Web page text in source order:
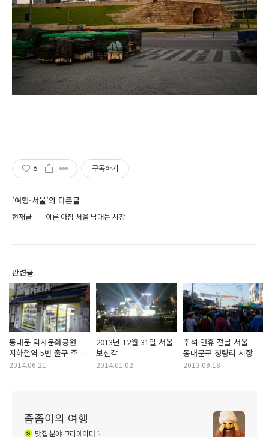
6 구독하기
'여행-서울'의 다른글
현재글 이른 아침 서울 남대문 시장
관련글
동대문 역사문화공원
지하철역 5번 출구 주변
탐방기 - 아르메니아
2014.06.21
2013년 12월 31일 서울
보신각
2014.01.02
추석 연휴 전날 서울
동대문구 청량리 시장
2013.09.18
좀좀이의 여행
맛집분야 크리에이터